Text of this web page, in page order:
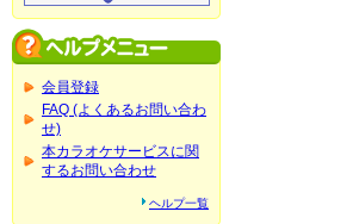
会員登録
FAQ (よくあるお問い合わ
せ)
本カラオケサービスに関
するお問い合わせ
ヘルプ一覧